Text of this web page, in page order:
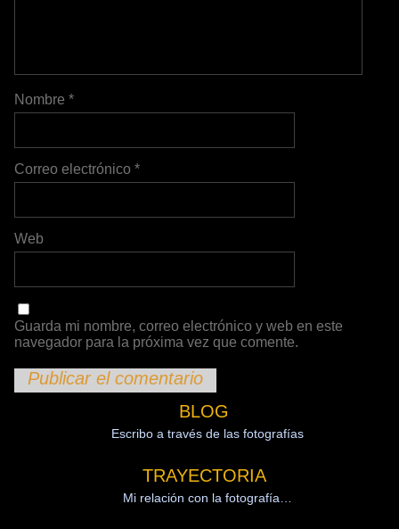
Nombre *
Correo electrónico *
Web
Guarda mi nombre, correo electrónico y web en este
navegador para la próxima vez que comente.
BLOG
Escribo a través de las fotografías
TRAYECTORIA
Mi relación con la fotografía…